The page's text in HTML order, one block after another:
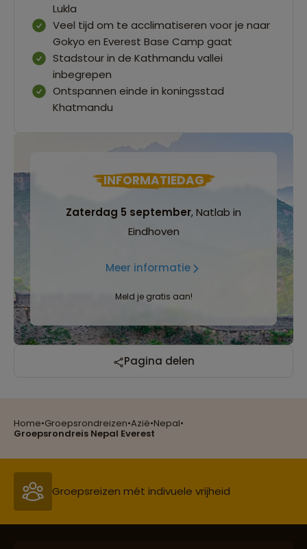
Home•Groepsrondreizen•Azië•Nepal•
Groepsrondreis Nepal Everest
Lukla
Veel tijd om te acclimatiseren voor je naar
Gokyo en Everest Base Camp gaat
Stadstour in de Kathmandu vallei
inbegrepen
Ontspannen einde in koningsstad
Khatmandu
INFORMATIEDAG
Zaterdag 5 september, Natlab in
Eindhoven
Meer informatie
Meld je gratis aan!
Pagina delen
Reizen met oog voor mens, cultuur en milieu
Groepsreizen mét indivuele vrijheid